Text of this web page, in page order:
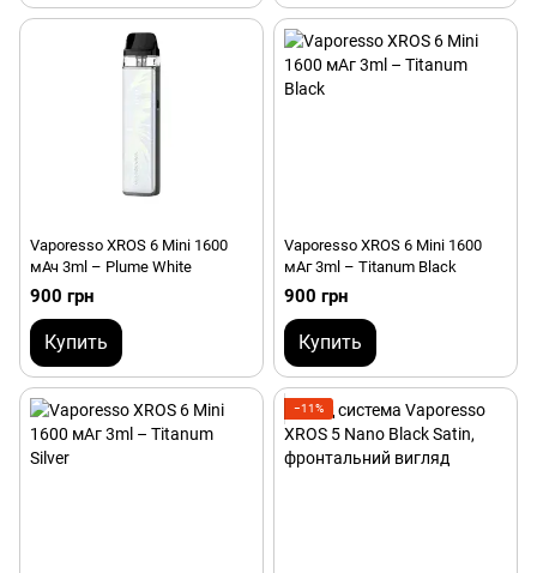
Vaporesso XROS 6 Mini 1600
мАч 3ml – Plume White
900 грн
Купить
Vaporesso XROS 6 Mini 1600
мАг 3ml – Titanum Black
900 грн
Купить
−11%